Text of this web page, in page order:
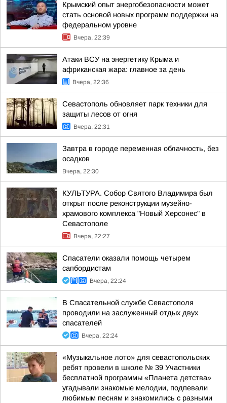
Крымский опыт энергобезопасности может
стать основой новых программ поддержки на
федеральном уровне
Вчера, 22:39
Атаки ВСУ на энергетику Крыма и
африканская жара: главное за день
Вчера, 22:36
Севастополь обновляет парк техники для
защиты лесов от огня
Вчера, 22:31
Завтра в городе переменная облачность, без
осадков
Вчера, 22:30
КУЛЬТУРА. Собор Святого Владимира был
открыт после реконструкции музейно-
храмового комплекса "Новый Херсонес" в
Севастополе
Вчера, 22:27
Спасатели оказали помощь четырем
сапбордистам
Вчера, 22:24
В Спасательной службе Севастополя
проводили на заслуженный отдых двух
спасателей
Вчера, 22:24
«Музыкальное лото» для севастопольских
ребят провели в школе № 39 Участники
бесплатной программы «Планета детства»
угадывали знакомые мелодии, подпевали
любимым песням и знакомились с разными